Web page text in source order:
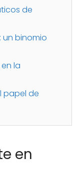
de
un binomio
la
papel de
en